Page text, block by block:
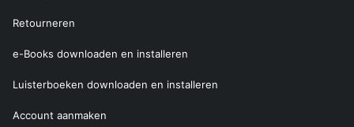
Retourneren
e-Books downloaden en installeren
Luisterboeken downloaden en installeren
Account aanmaken